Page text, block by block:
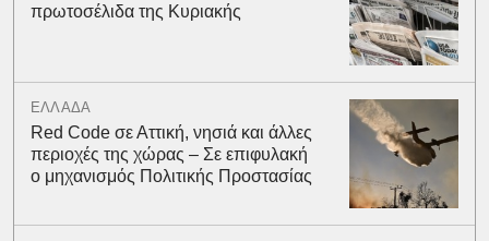
πρωτοσέλιδα της Κυριακής
ΕΛΛΑΔΑ
Red Code σε Αττική, νησιά και άλλες
περιοχές της χώρας – Σε επιφυλακή
ο μηχανισμός Πολιτικής Προστασίας